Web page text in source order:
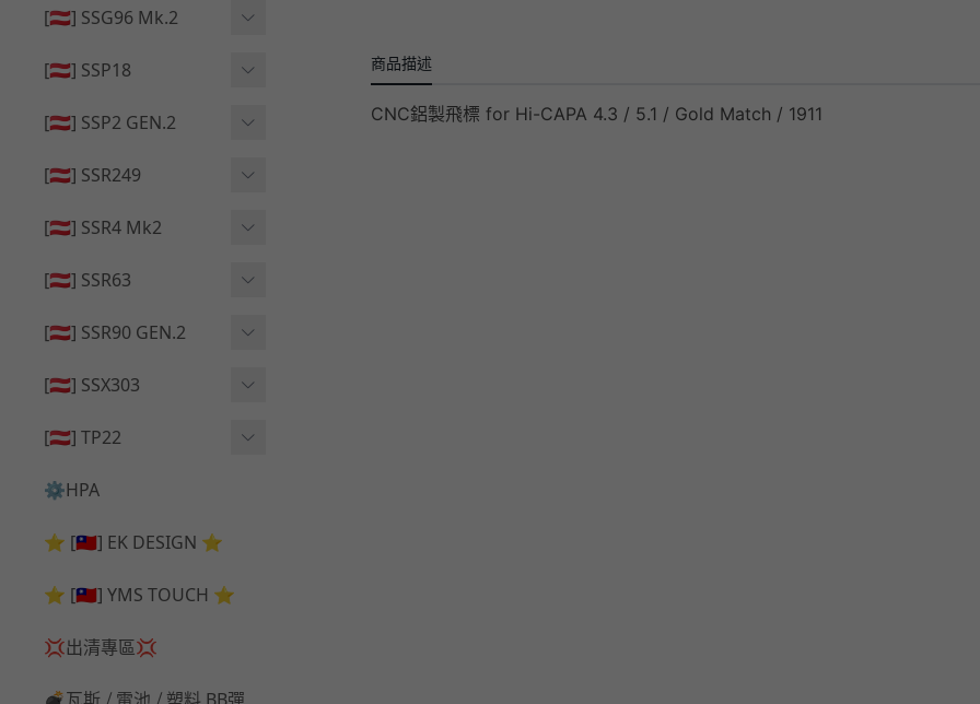
👁️‍🗨️ 外觀 ⧸ 色彩
[🇦🇹] SSG96 Mk.2
🆙 升級 ⧸ 部件
[🇦🇹] SSP18
👁️‍🗨️ 外觀 ⧸ 色彩
[🇦🇹] SSP2 GEN.2
🔄 原廠 ⧸ 零件
[🇦🇹] SSR249
🟦 主體 ⧸ 彈匣
[🇦🇹] SSR4 Mk2
🟦 主體 ⧸ 彈匣
[🇦🇹] SSR63
🆙 升級 ⧸ 部件
[🇦🇹] SSR90 GEN.2
🆙 升級 ⧸ 部件
[🇦🇹] SSX303
🔄 原廠 ⧸ 零件
🆙 升級 ⧸ 部件
[🇦🇹] TP22
🔄 原廠 ⧸ 零件
🆙 升級 ⧸ 部件
⚙️HPA
⭐ [🇹🇼] EK DESIGN ⭐
⭐ [🇹🇼] YMS TOUCH ⭐
💢出清專區💢
商品描述
CNC鋁製飛標 for Hi-CAPA 4.3 / 5.1 / Gold Match / 1911